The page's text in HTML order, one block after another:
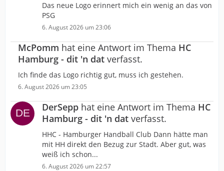
Das neue Logo erinnert mich ein wenig an das von
PSG
6. August 2026 um 23:06
McPomm hat eine Antwort im Thema HC
Hamburg - dit 'n dat verfasst.
Ich finde das Logo richtig gut, muss ich gestehen.
6. August 2026 um 23:05
DerSepp hat eine Antwort im Thema HC
Hamburg - dit 'n dat verfasst.
HHC - Hamburger Handball Club Dann hätte man
mit HH direkt den Bezug zur Stadt. Aber gut, was
weiß ich schon...
6. August 2026 um 22:57